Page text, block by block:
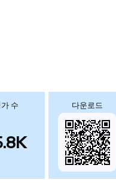
수 다운로드